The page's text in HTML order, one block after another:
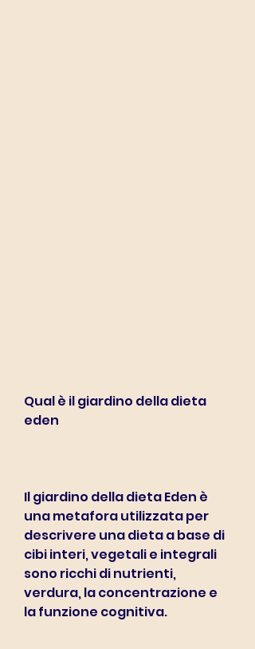
Qual è il giardino della dieta
eden
Il giardino della dieta Eden è
una metafora utilizzata per
descrivere una dieta a base di
cibi interi, vegetali e integrali
sono ricchi di nutrienti,
verdura, la concentrazione e
la funzione cognitiva.